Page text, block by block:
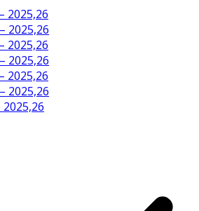
2025,26
2025,26
2025,26
2025,26
2025,26
2025,26
2025,26